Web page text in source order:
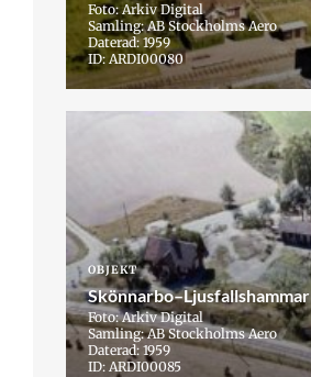
Foto: Arkiv Digital
Samling: AB Stockholms Aero
Daterad: 1959
ID: ARDI00080
OBJEKT
Skönnarbo–Ljusfallshammar
Foto: Arkiv Digital
Samling: AB Stockholms Aero
Daterad: 1959
ID: ARDI00085